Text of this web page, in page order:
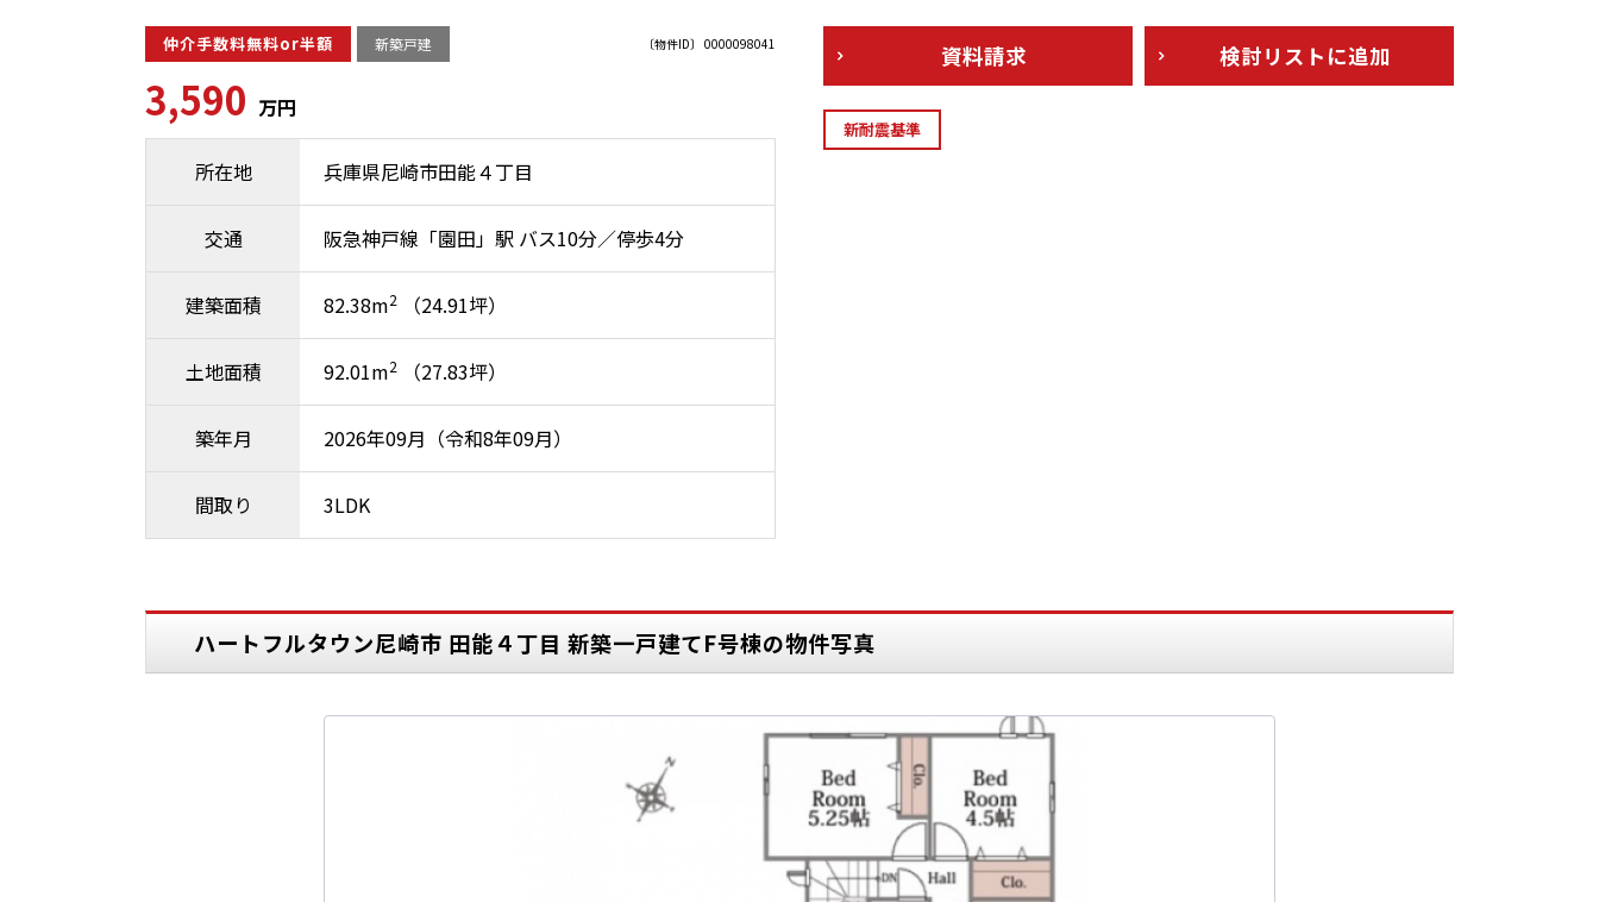
〔物件ID〕 0000098041
仲介手数料無料or半額 新築戸建
3,590 万円
所在地 兵庫県尼崎市田能４丁目
交通 阪急神戸線「園田」駅 バス10分／停歩4分
建築面積 82.38m2 （24.91坪）
土地面積 92.01m2 （27.83坪）
築年月 2026年09月（令和8年09月）
間取り 3LDK
資料請求 検討リスト に追加
新耐震基準
ハートフルタウン尼崎市 田能４丁目 新築一戸建てF号棟の物件写真